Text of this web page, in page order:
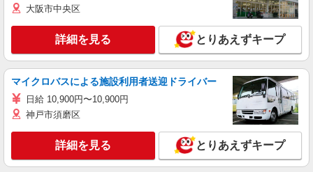
大阪市中央区
詳細を見る とりあえずキープ
マイクロバスによる施設利用者送迎ドライバー
日給 10,900円〜10,900円
神戸市須磨区
詳細を見る とりあえずキープ